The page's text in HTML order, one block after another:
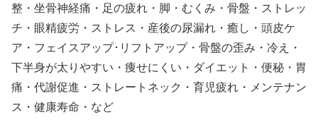
整・坐骨神経痛・足の疲れ・脚・むくみ・骨盤・ストレッ
チ・眼精疲労・ストレス・産後の尿漏れ・癒し・頭皮ケ
ア・フェイスアップ･リフトアップ・骨盤の歪み・冷え・
下半身が太りやすい・痩せにくい・ダイエット・便秘・胃
痛・代謝促進・ストレートネック・育児疲れ・メンテナン
ス・健康寿命・など